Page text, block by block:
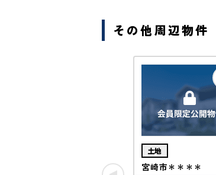
その他周辺物件
土地
宮崎市＊＊＊＊